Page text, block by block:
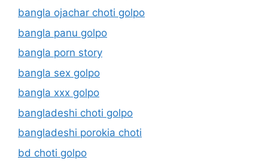
bangla ojachar choti golpo
bangla panu golpo
bangla porn story
bangla sex golpo
bangla xxx golpo
bangladeshi choti golpo
bangladeshi porokia choti
bd choti golpo